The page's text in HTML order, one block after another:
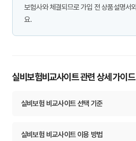
보험사와 체결되므로 가입 전 상품설명서
요.
실비보험비교사이트 관련 상세 가이드
실비보험 비교사이트 선택 기준
실비보험 비교사이트 이용 방법